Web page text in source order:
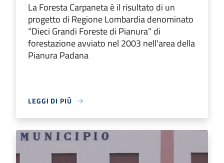
La Foresta Carpaneta è il risultato di un
progetto di Regione Lombardia denominato
“Dieci Grandi Foreste di Pianura” di
forestazione avviato nel 2003 nell'area della
Pianura Padana
LEGGI DI PIÙ